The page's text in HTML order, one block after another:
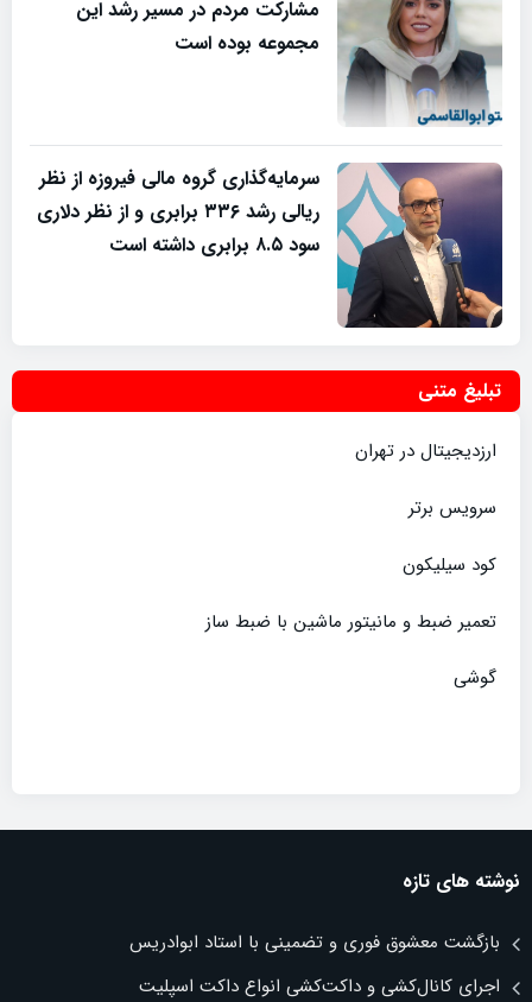
مشارکت مردم در مسیر رشد این
مجموعه بوده است
سرمایه‌گذاری گروه مالی فیروزه از نظر
ریالی رشد ۳۳۶ برابری و از نظر دلاری
سود ۸.۵ برابری داشته است
تبلیغ متنی
ارزدیجیتال در تهران
سرویس برتر
کود سیلیکون
تعمیر ضبط و مانیتور ماشین با ضبط ساز
گوشی
نوشته های تازه
بازگشت معشوق فوری و تضمینی با استاد ابوادریس
اجرای کانال‌کشی و داکت‌کشی انواع داکت اسپلیت